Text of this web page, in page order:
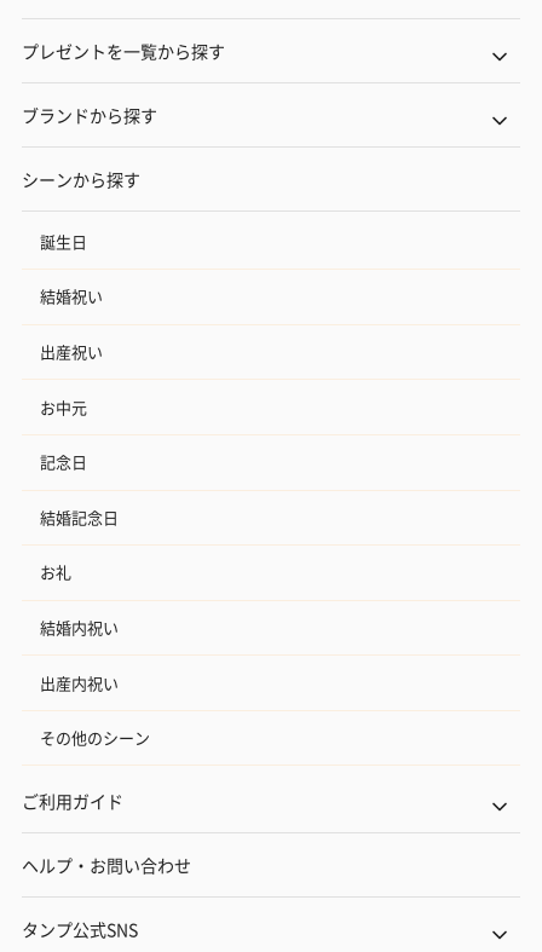
プレゼントを一覧から探す
ブランドから探す
シーンから探す
誕生日
結婚祝い
出産祝い
お中元
記念日
結婚記念日
お礼
結婚内祝い
出産内祝い
その他のシーン
ご利用ガイド
ヘルプ・お問い合わせ
タンプ公式SNS